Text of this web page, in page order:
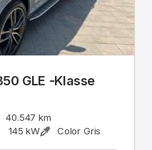
GLE -Klasse
40.547 km
145 kW Color Gris